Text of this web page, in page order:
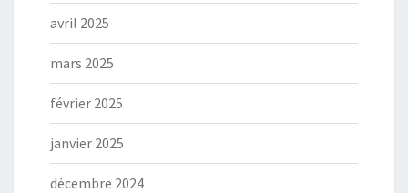
avril 2025
mars 2025
février 2025
janvier 2025
décembre 2024